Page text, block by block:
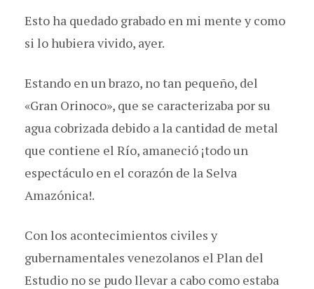
Esto ha quedado grabado en mi mente y como
si lo hubiera vivido, ayer.
Estando en un brazo, no tan pequeño, del
«Gran Orinoco», que se caracterizaba por su
agua cobrizada debido a la cantidad de metal
que contiene el Río, amaneció ¡todo un
espectáculo en el corazón de la Selva
Amazónica!.
Con los acontecimientos civiles y
gubernamentales venezolanos el Plan del
Estudio no se pudo llevar a cabo como estaba